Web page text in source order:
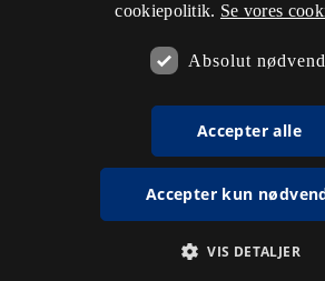
cookiepolitik. Se vores
Absolut
Accepter alle
Accepter kun
VIS DETALJER